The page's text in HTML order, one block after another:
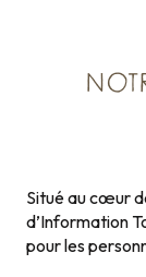
Situé au cœur
d’Information
pour les